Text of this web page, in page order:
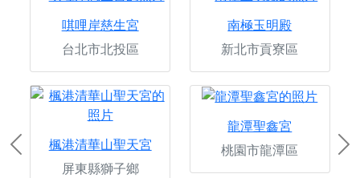
唭哩岸慈生宮
台北市北投區
南極玉明殿
新北市貢寮區
楓港清華山聖天宮
屏東縣獅子鄉
龍潭聖鑫宮
桃園市龍潭區
Previous